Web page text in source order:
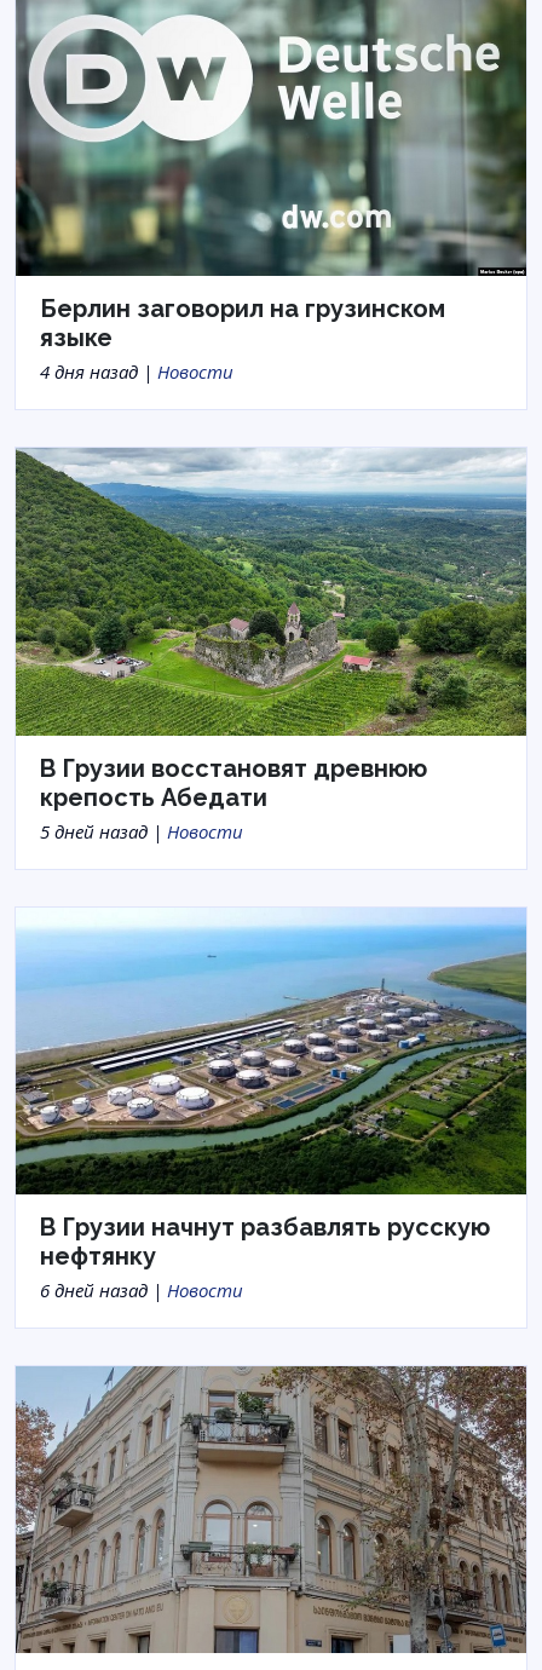
Берлин заговорил на грузинском
языке
4 дня назад | Новости
В Грузии восстановят древнюю
крепость Абедати
5 дней назад | Новости
В Грузии начнут разбавлять русскую
нефтянку
6 дней назад | Новости